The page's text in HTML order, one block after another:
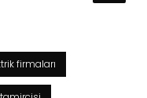
firmaları